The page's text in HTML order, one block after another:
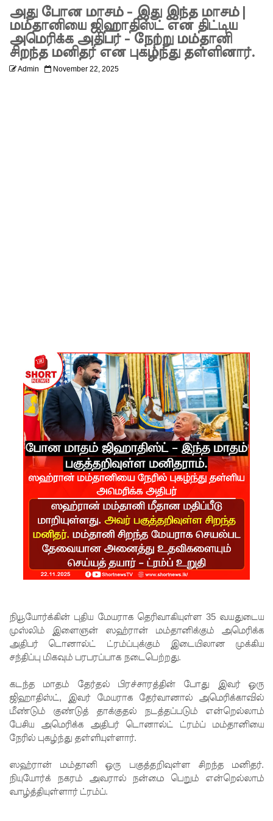
அபேசேக
ர, பிரதிக்
காவல்து
றை மா
வெளியா
னது
22வது
அரசியல
மைப்புத்
திருத்தச்
சட்டமூலம்
யாழ்.சிறை
ச்சாலையி
லும்
பாதுகாப்பு
நடவடிக்
கை!
அணியின்
பலம்
துடுப்பாட்
யே
உள்ளது!
அது போன மாசம் - இது இந்த மாசம் |
மம்தானியை ஜிஹாதிஸ்ட் என திட்டிய
அமெரிக்க அதிபர் - நேற்று மம்தானி
சிறந்த மனிதர் என புகழ்ந்து தள்ளினார்.
Admin November 22, 2025
நியூயோர்க்கின் புதிய மேயராக தெரிவாகியுள்ள 35 வயதுடைய
முஸ்லிம் இளைஞன் ஸஹ்ரான் மம்தானிக்கும் அமெரிக்க
அதிபர் டொனால்ட் ட்ரம்ப்புக்கும் இடையிலான முக்கிய
சந்திப்பு மிகவும் பரபரப்பாக நடைபெற்றது.
கடந்த மாதம் தேர்தல் பிரச்சாரத்தின் போது இவர் ஒரு
ஜிஹாதிஸ்ட், இவர் மேயராக தேர்வானால் அமெரிக்காவில்
மீண்டும் குண்டுத் தாக்குதல் நடத்தப்படும் என்றெல்லாம்
பேசிய அமெரிக்க அதிபர் டொனால்ட் ட்ரம்ப் மம்தானியை
நேரில் புகழ்ந்து தள்ளியுள்ளார்.
ஸஹ்ரான் மம்தானி ஒரு பகுத்தறிவுள்ள சிறந்த மனிதர்.
நியுயோர்க் நகரம் அவரால் நன்மை பெறும் என்றெல்லாம்
வாழ்த்தியுள்ளார் ட்ரம்ப்.